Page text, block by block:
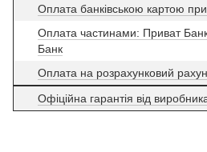
Оплата банківською картою
Оплата частинами: Приват
Банк
Оплата на розрахунковий
Офіційна гарантія від